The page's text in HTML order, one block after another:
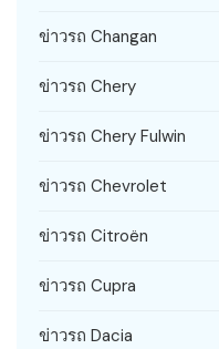
ข่าวรถ Changan
ข่าวรถ Chery
ข่าวรถ Chery Fulwin
ข่าวรถ Chevrolet
ข่าวรถ Citroën
ข่าวรถ Cupra
ข่าวรถ Dacia